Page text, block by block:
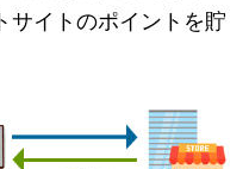
サイトのポイントを貯